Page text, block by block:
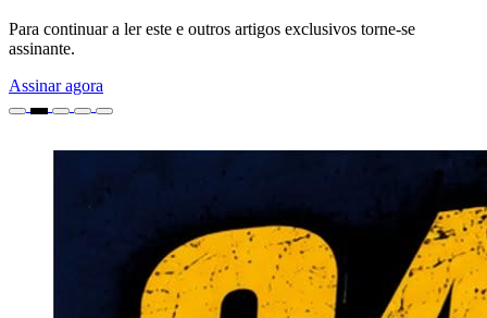
Para continuar a ler este e outros artigos exclusivos torne-se
assinante.
Assinar agora